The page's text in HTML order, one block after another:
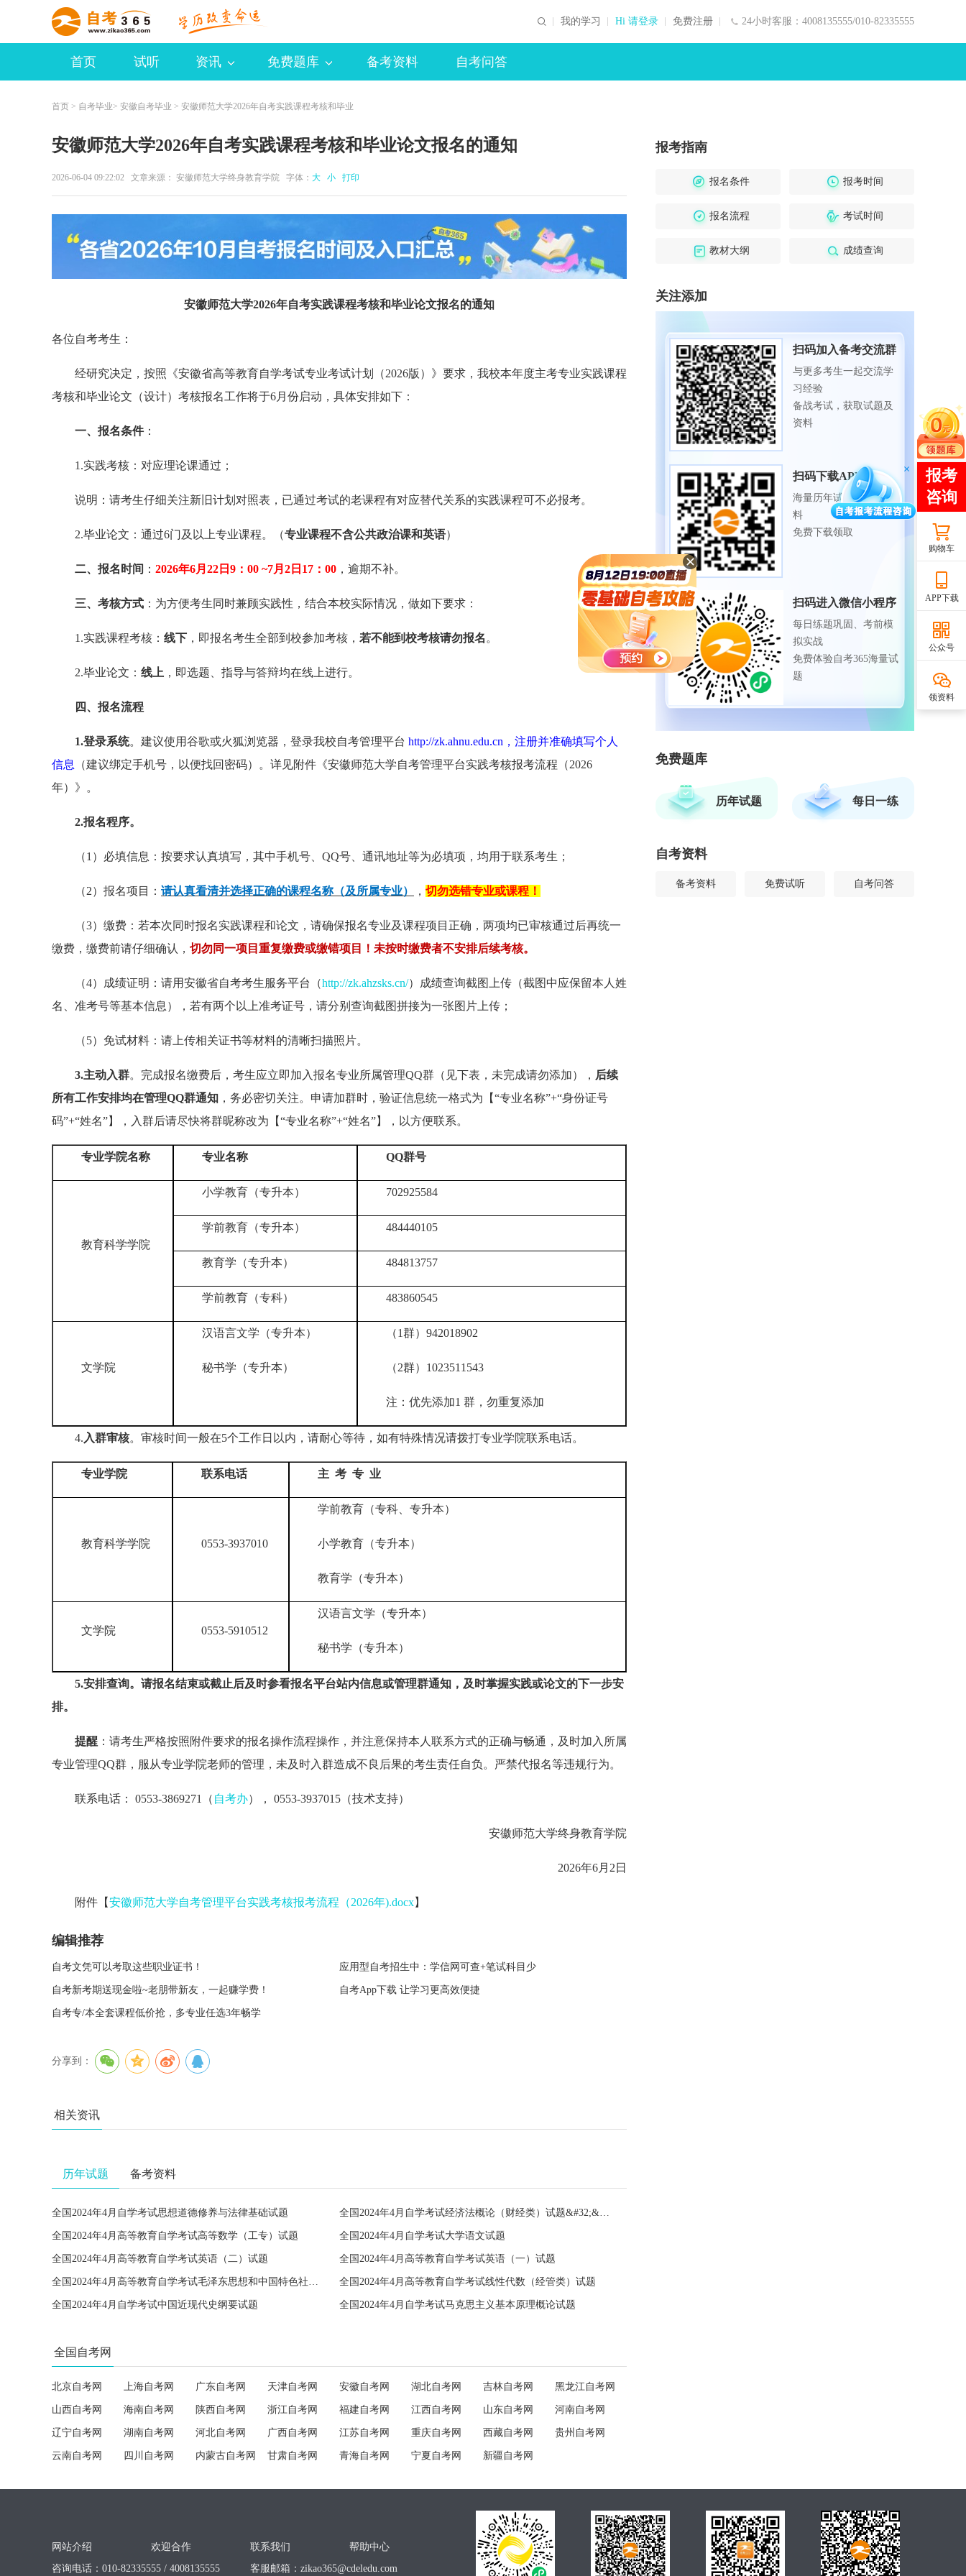
24小时客服：4008135555/010-82335555
我的学习 Hi 请登录 免费注册
首页 试听 资讯 免费题库 备考资料 自考问答
首页 > 自考毕业> 安徽自考毕业 > 安徽师范大学2026年自考实践课程考核和毕业
安徽师范大学2026年自考实践课程考核和毕业论文报名的通知
2026-06-04 09:22:02 文章来源： 安徽师范大学终身教育学院 字体： 大 小 打印
安徽师范大学2026年自考实践课程考核和毕业论文报名的通知
各位自考考生：
经研究决定，按照《安徽省高等教育自学考试专业考试计划（2026版）》要求，我校本年度主考专业实践课程
考核和毕业论文（设计）考核报名工作将于6月份启动，具体安排如下：
一、 报名条件：
1.实践考核：对应理论课通过；
说明：请考生仔细关注新旧计划对照表，已通过考试的老课程有对应替代关系的实践课程可不必报考。
2.毕业论文：通过6门及以上专业课程。（专业课程不含公共政治课和英语）
二、 报名时间 ： 2026年6月 22 日9：00 ~7月 2 日17：00 ，逾期不补。
三、 考核方式 ：为方便考生同时兼顾实践性，结合本校实际情况，做如下要求：
1.实践课程考核： 线下 ，即报名考生全部到校参加考核， 若不能到校考核请勿报名 。
2.毕业论文： 线上 ，即选题、指导与答辩均在线上进行。
四、 报名流程
1.登录系统。建议使用谷歌或火狐浏览器，登录我校自考管理平台 http://zk.ahnu.edu.cn ，注册并准确填写个人
信息
（建议绑定手机号，以便找回密码）。详见附件《安徽师范大学自考管理平台实践考核报考流程（2026
年）》。
2.报名程序。
（1）必填信息：按要求认真填写，其中手机号、QQ号、通讯地址等为必填项，均用于联系考生；
（2）报名项目： 请认真看清并选择正确的课程名称（及所属专业） ， 切勿选错专业或课程 ！
（3）缴费：若本次同时报名实践课程和论文，请确保报名专业及课程项目正确，两项均已审核通过后再统一
缴费，缴费前请仔细确认， 切勿同一项目重复缴费或缴错项目 ！未按时缴费者不安排后续考核。
（4）成绩证明：请用安徽省自考考生服务平台（http://zk.ahzsks.cn/）成绩查询截图上传（截图中应保留本人姓
名、准考号等基本信息），若有两个以上准考证号，请分别查询截图拼接为一张图片上传；
（5）免试材料：请上传相关证书等材料的清晰扫描照片。
3.主动入群。完成报名缴费后，考生应立即加入报名专业所属管理QQ群（见下表，未完成请勿添加）， 后续
所有工作安排均在管理QQ群通知 ，务必密切关注。申请加群时，验证信息统一格式为【“专业名称”+“身份证号
码”+“姓名”】，入群后请尽快将群昵称改为【“专业名称”+“姓名”】，以方便联系。
专业学院名称 专业名称 QQ群号
教育科学学院
小学教育（专升本） 702925584
学前教育（专升本） 484440105
教育学（专升本） 484813757
学前教育（专科） 483860545
文学院
汉语言文学（专升本）
秘书学（专升本）
（1群）942018902
（2群）1023511543
注：优先添加1 群，勿重复添加
4. 入群审核。审核时间一般在5个工作日以内，请耐心等待，如有特殊情况请拨打专业学院联系电话。
专业学院 联系电话 主 考 专 业
教育科学学院 0553-3937010
学前教育（专科、专升本）
小学教育（专升本）
教育学（专升本）
文学院 0553-5910512
汉语言文学（专升本）
秘书学（专升本）
5.安排查询。请报名结束或截止后及时参看报名平台站内信息或管理群通知，及时掌握实践或论文的下一步安
排。
提醒 ：请考生严格按照附件要求的报名操作流程操作，并注意保持本人联系方式的正确与畅通，及时加入所属
专业管理QQ群，服从专业学院老师的管理，未及时入群造成不良后果的考生责任自负。严禁代报名等违规行为。
联系电话： 0553-3869271（ 自考办）， 0553-3937015（技术支持）
安徽师范大学终身教育学院
2026年6月2日
附件【安徽师范大学自考管理平台实践考核报考流程（2026年).docx】
编辑推荐
自考文凭可以考取这些职业证书！ 应用型自考招生中：学信网可查+笔试科目少
自考新考期送现金啦~老朋带新友，一起赚学费！ 自考App下载 让学习更高效便捷
自考专/本全套课程低价抢，多专业任选3年畅学
分享到：
相关资讯
历年试题 备考资料
全国2024年4月自学考试思想道德修养与法律基础试题 全国2024年4月自学考试经济法概论（财经类）试题&#32;&#32;
全国2024年4月高等教育自学考试高等数学（工专）试题 全国2024年4月自学考试大学语文试题
全国2024年4月高等教育自学考试英语（二）试题 全国2024年4月高等教育自学考试英语（一）试题
全国2024年4月高等教育自学考试毛泽东思想和中国特色社会主义理论体系概论试题 全国2024年4月高等教育自学考试线性代数（经管类）试题
全国2024年4月自学考试中国近现代史纲要试题 全国2024年4月自学考试马克思主义基本原理概论试题
全国自考网
北京自考网 上海自考网 广东自考网 天津自考网 安徽自考网 湖北自考网 吉林自考网 黑龙江自考网
山西自考网 海南自考网 陕西自考网 浙江自考网 福建自考网 江西自考网 山东自考网 河南自考网
辽宁自考网 湖南自考网 河北自考网 广西自考网 江苏自考网 重庆自考网 西藏自考网 贵州自考网
云南自考网 四川自考网 内蒙古自考网 甘肃自考网 青海自考网 宁夏自考网 新疆自考网
报考指南
报名条件 报考时间
报名流程 考试时间
教材大纲 成绩查询
关注添加
扫码加入备考交流群
与更多考生一起交流学
习经验
备战考试，获取试题及
资料
扫码下载APP
海量历年试题、备考资
料
免费下载领取
扫码进入微信小程序
每日练题巩固、考前模
拟实战
免费体验自考365海量试
题
免费题库
历年试题 每日一练
自考资料
备考资料 免费试听 自考问答
购物车
APP下载
公众号
领资料
网站介绍 欢迎合作 联系我们
帮助中心
咨询电话：010-82335555 / 4008135555
客服邮箱： zikao365@cdeledu.com